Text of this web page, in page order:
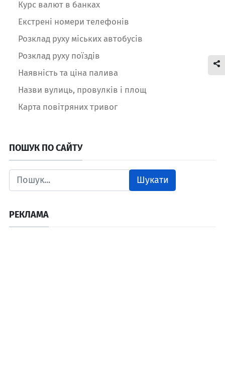
Курс валют в банках
Екстрені номери телефонів
Розклад руху міських автобусів
Розклад руху поїздів
Наявність та ціна палива
Назви вулиць, провулків і площ
Карта повітряних тривог
ПОШУК ПО САЙТУ
Шукати
РЕКЛАМА